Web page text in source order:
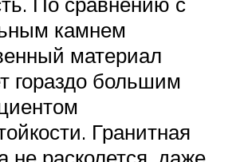
камнем
материал
гораздо большим
Гранитная